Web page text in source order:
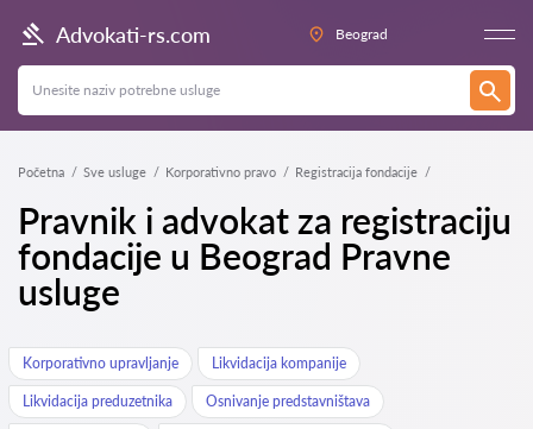
Advokati-rs.com Beograd
Početna Sve usluge Korporativno pravo Registracija fondacije
Pravnik i advokat za registraciju
fondacije u Beograd Pravne
usluge
Korporativno upravljanje Likvidacija kompanije
Likvidacija preduzetnika Osnivanje predstavništava